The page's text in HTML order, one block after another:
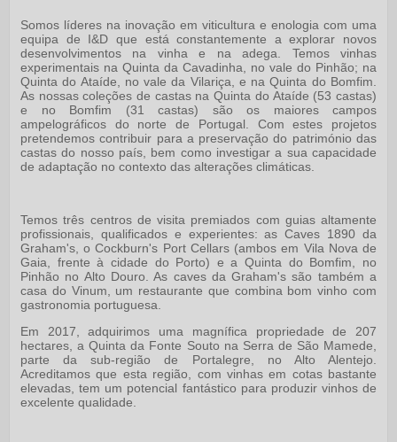
Somos líderes na inovação em viticultura e enologia com uma
equipa de I&D que está constantemente a explorar novos
desenvolvimentos na vinha e na adega. Temos vinhas
experimentais na Quinta da Cavadinha, no vale do Pinhão; na
Quinta do Ataíde, no vale da Vilariça, e na Quinta do Bomfim.
As nossas coleções de castas na Quinta do Ataíde (53 castas)
e no Bomfim (31 castas) são os maiores campos
ampelográficos do norte de Portugal. Com estes projetos
pretendemos contribuir para a preservação do património das
castas do nosso país, bem como investigar a sua capacidade
de adaptação no contexto das alterações climáticas.
Temos três centros de visita premiados com guias altamente
profissionais, qualificados e experientes: as Caves 1890 da
Graham's, o Cockburn's Port Cellars (ambos em Vila Nova de
Gaia, frente à cidade do Porto) e a Quinta do Bomfim, no
Pinhão no Alto Douro. As caves da Graham's são também a
casa do Vinum, um restaurante que combina bom vinho com
gastronomia portuguesa.
Em 2017, adquirimos uma magnífica propriedade de 207
hectares, a Quinta da Fonte Souto na Serra de São Mamede,
parte da sub-região de Portalegre, no Alto Alentejo.
Acreditamos que esta região, com vinhas em cotas bastante
elevadas, tem um potencial fantástico para produzir vinhos de
excelente qualidade.